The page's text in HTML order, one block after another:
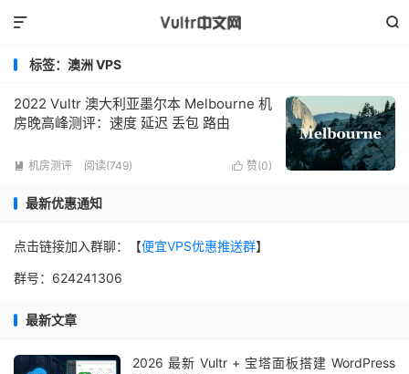


标签：澳洲 VPS
2022 Vultr 澳大利亚墨尔本 Melbourne 机
房晚高峰测评：速度 延迟 丢包 路由
 机房测评 阅读(749)  赞(0)
最新优惠通知
点击链接加入群聊：【便宜VPS优惠推送群】
群号：624241306
最新文章
2026 最新 Vultr + 宝塔面板搭建 WordPress